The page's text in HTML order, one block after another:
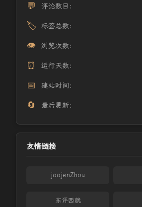
💬 评论数目：
🏷️ 标签总数：
👁️ 浏览次数：
⏰ 运行天数：
📅 建站时间：
🔄 最后更新：
友情链接
joojenZhou
东评西就